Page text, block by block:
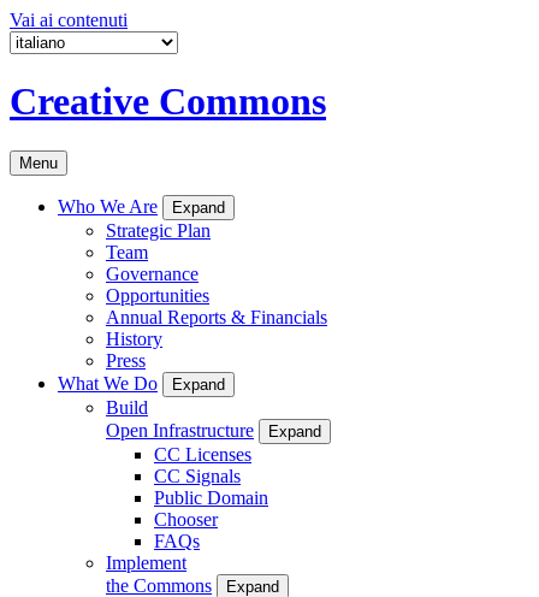
Vai ai contenuti
Creative Commons
Menu
Who We Are Expand
Strategic Plan
Team
Governance
Opportunities
Annual Reports & Financials
History
Press
What We Do
Expand
Build
Open Infrastructure
Expand
CC Licenses
CC Signals
Public Domain
Chooser
FAQs
Implement
the Commons
Expand